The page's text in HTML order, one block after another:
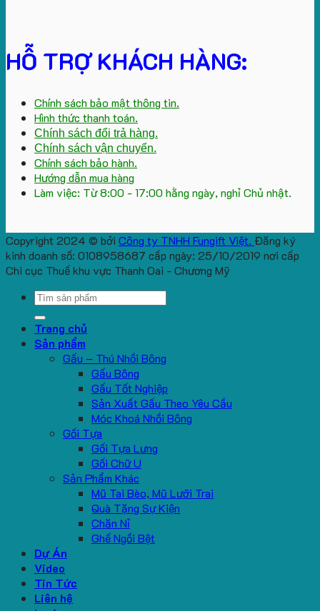
HỖ TRỢ KHÁCH HÀNG:
Chính sách bảo mật thông tin.
Hình thức thanh toán.
Chính sách đổi trả hàng.
Chính sách vận chuyển.
Chính sách bảo hành.
Hướng dẫn mua hàng
Làm việc: Từ 8:00 - 17:00 hằng ngày, nghỉ Chủ nhật.
Copyright 2024 © bởi Công ty TNHH Fungift Việt. Đăng ký
kinh doanh số: 0108958687 cấp ngày: 25/10/2019 nơi cấp
Chi cục Thuế khu vực Thanh Oai - Chương Mỹ
Search
Trang chủ
Sản phẩm
Gấu – Thú Nhồi Bông
Gấu Bông
Gấu Tốt Nghiệp
Sản Xuất Gấu Theo Yêu Cầu
Móc Khoá Nhồi Bông
Gối Tựa
Gối Tựa Lưng
Gối Chữ U
Sản Phẩm Khác
Mũ Tai Bèo, Mũ Lưỡi Trai
Quà Tặng Sự Kiện
Chăn Nỉ
Ghế Ngồi Bệt
Dự Án
Video
Tin Tức
Liên hệ